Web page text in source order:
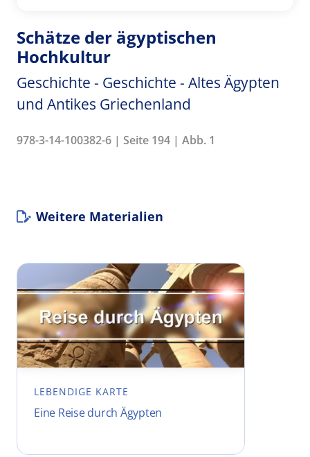
Schätze der ägyptischen
Hochkultur
Geschichte - Geschichte - Altes Ägypten
und Antikes Griechenland
978-3-14-100382-6 | Seite 194 | Abb. 1
Weitere Materialien
LEBENDIGE KARTE
Eine Reise durch Ägypten